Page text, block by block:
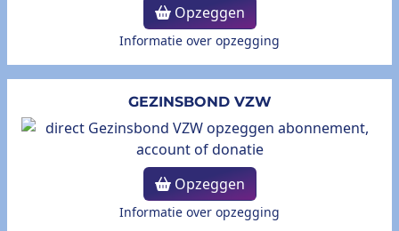
Opzeggen
Informatie over opzegging
GEZINSBOND VZW
Opzeggen
Informatie over opzegging